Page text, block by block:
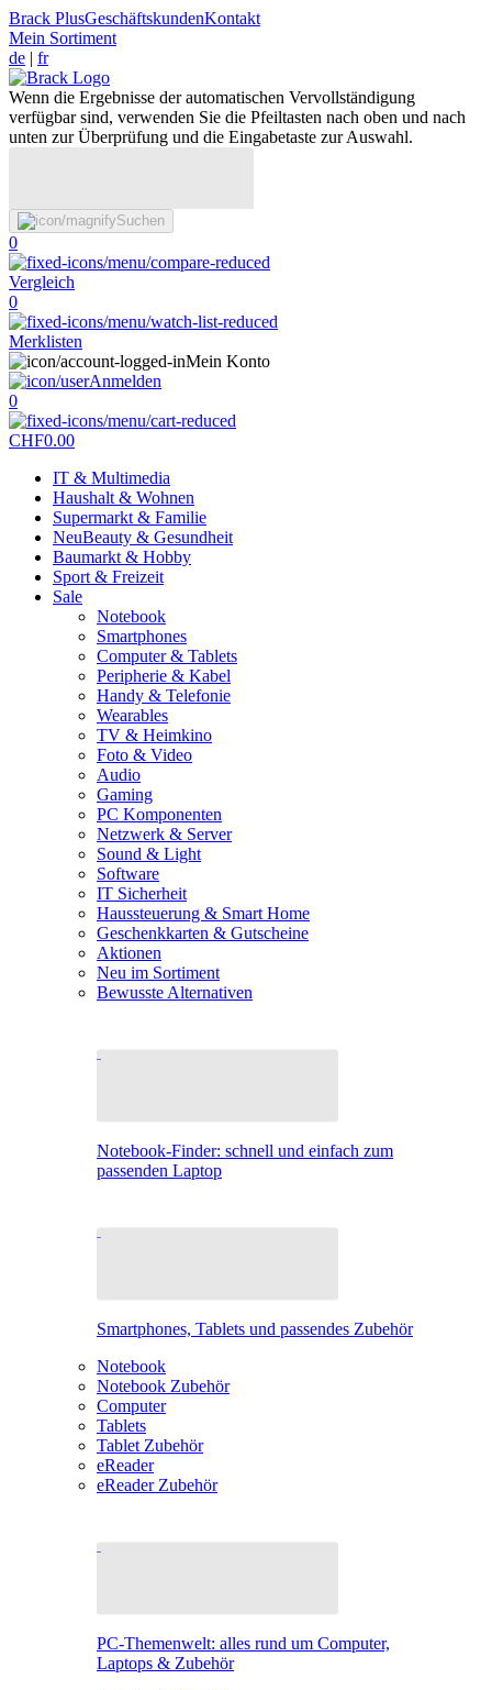
Brack PlusGeschäftskundenKontakt
Mein Sortiment
de | fr
Wenn die Ergebnisse der automatischen Vervollständigung
verfügbar sind, verwenden Sie die Pfeiltasten nach oben und nach
unten zur Überprüfung und die Eingabetaste zur Auswahl.
Suchen
0
Vergleich
0
Merklisten
Mein Konto
Anmelden
0
CHF0.00
IT & Multimedia
Haushalt & Wohnen
Supermarkt & Familie
NeuBeauty & Gesundheit
Baumarkt & Hobby
Sport & Freizeit
Sale
Notebook
Smartphones
Computer & Tablets
Peripherie & Kabel
Handy & Telefonie
Wearables
TV & Heimkino
Foto & Video
Audio
Gaming
PC Komponenten
Netzwerk & Server
Sound & Light
Software
IT Sicherheit
Haussteuerung & Smart Home
Geschenkkarten & Gutscheine
Aktionen
Neu im Sortiment
Bewusste Alternativen
Notebook-Finder: schnell und einfach zum
passenden Laptop
Smartphones, Tablets und passendes Zubehör
Notebook
Notebook Zubehör
Computer
Tablets
Tablet Zubehör
eReader
eReader Zubehör
PC-Themenwelt: alles rund um Computer,
Laptops & Zubehör